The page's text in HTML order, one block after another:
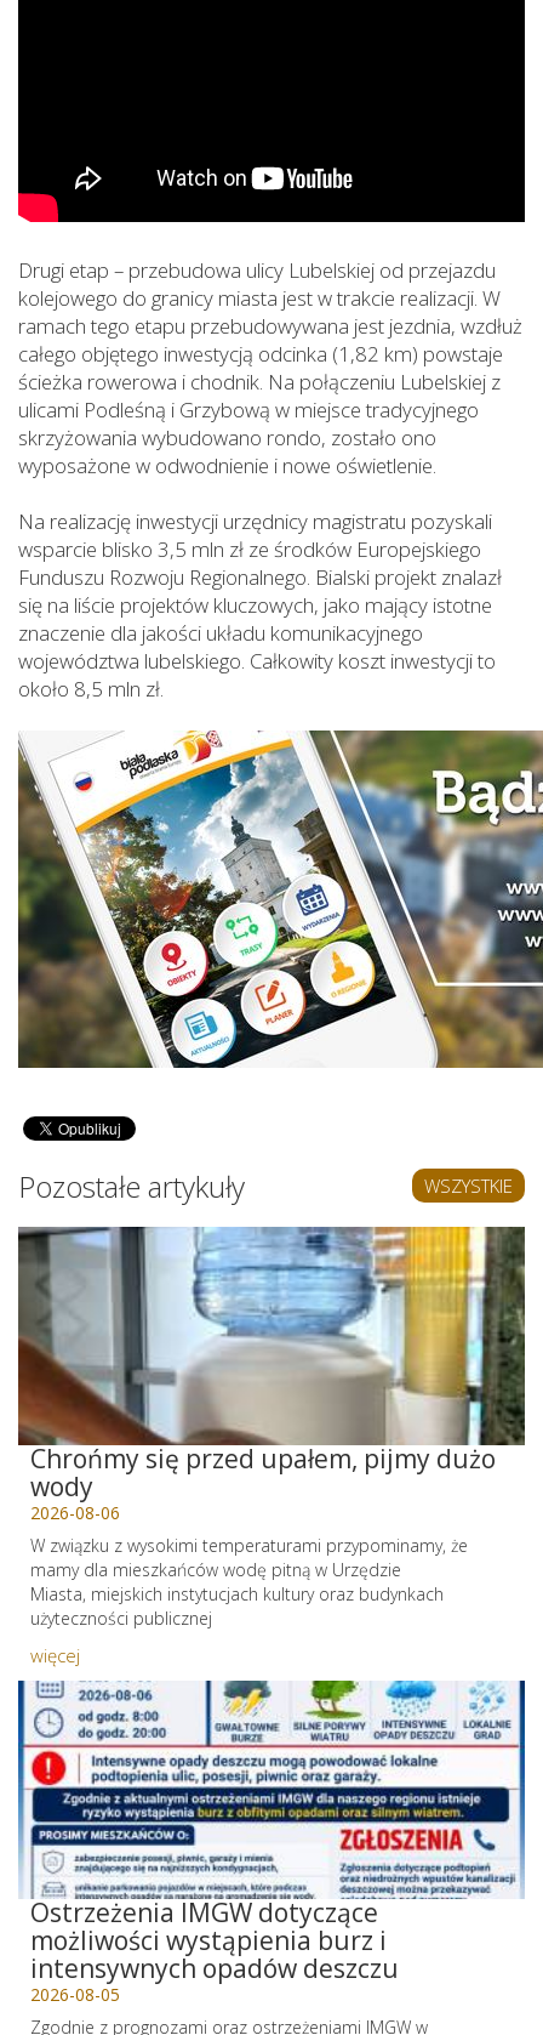
Drugi etap – przebudowa ulicy Lubelskiej od przejazdu
kolejowego do granicy miasta jest w trakcie realizacji. W
ramach tego etapu przebudowywana jest jezdnia, wzdłuż
całego objętego inwestycją odcinka (1,82 km) powstaje
ścieżka rowerowa i chodnik. Na połączeniu Lubelskiej z
ulicami Podleśną i Grzybową w miejsce tradycyjnego
skrzyżowania wybudowano rondo, zostało ono
wyposażone w odwodnienie i nowe oświetlenie.
Na realizację inwestycji urzędnicy magistratu pozyskali
wsparcie blisko 3,5 mln zł ze środków Europejskiego
Funduszu Rozwoju Regionalnego. Bialski projekt znalazł
się na liście projektów kluczowych, jako mający istotne
znaczenie dla jakości układu komunikacyjnego
województwa lubelskiego. Całkowity koszt inwestycji to
około 8,5 mln zł.
Pozostałe artykuły WSZYSTKIE
Chrońmy się przed upałem, pijmy dużo
wody
2026-08-06
W związku z wysokimi temperaturami przypominamy, że
mamy dla mieszkańców wodę pitną w Urzędzie
Miasta, miejskich instytucjach kultury oraz budynkach
użyteczności publicznej
więcej
Ostrzeżenia IMGW dotyczące
możliwości wystąpienia burz i
intensywnych opadów deszczu
2026-08-05
Zgodnie z prognozami oraz ostrzeżeniami IMGW w